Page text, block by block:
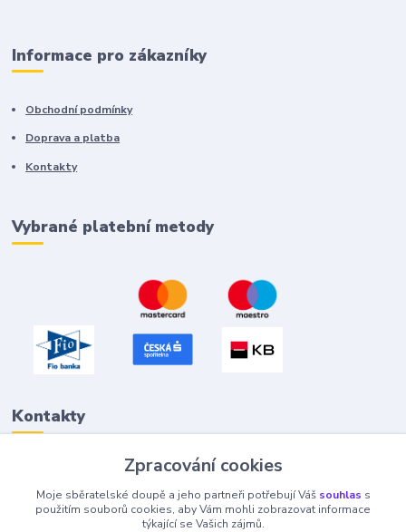
Informace pro zákazníky
Obchodní podmínky
Doprava a platba
Kontakty
Vybrané platební metody
Kontakty
info@tivan.cz
Zpracování cookies
Moje sběratelské doupě a jeho partneři potřebují Váš souhlas s
použitím souborů cookies, aby Vám mohli zobrazovat informace
týkající se Vašich zájmů.